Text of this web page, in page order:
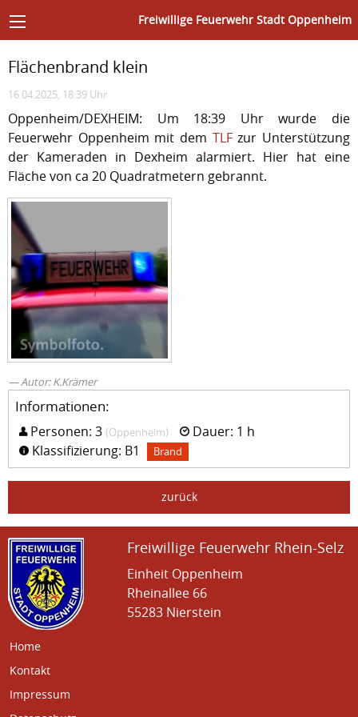
Freiwillige Feuerwehr Stadt Oppenheim
Flächenbrand klein
16.04.2025, 18:39 Uhr
Oppenheim/DEXHEIM: Um 18:39 Uhr wurde die
Feuerwehr Oppenheim mit dem TLFzur Unterstützung
der Kameraden in Dexheim alarmiert. Hier hat eine
Fläche von ca 20 Quadratmetern gebrannt.
Autor: K.Krämer
Informationen:
Personen: 3 (Oppenheim)
Dauer: 1 h
Klassifizierung: B1
Brand
zurück
Freiwillige Feuerwehr Rhein-Selz
Einheit Oppenheim
Rheinallee 66
55283 Nierstein
Home
Kontakt
Impressum